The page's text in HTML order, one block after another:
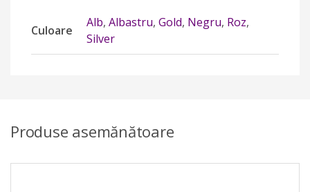
Culoare
Alb, Albastru, Gold, Negru, Roz,
Silver
Produse asemănătoare